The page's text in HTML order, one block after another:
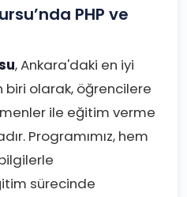
PHP ve
, Ankara'daki en iyi
biri olarak, öğrencilere
ile eğitim verme
Programımız, hem
sürecinde